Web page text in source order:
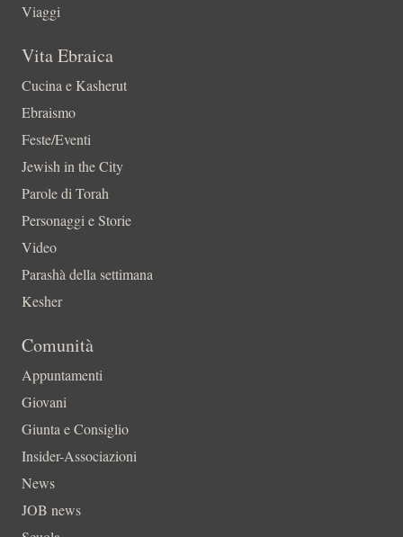
Viaggi
Vita Ebraica
Cucina e Kasherut
Ebraismo
Feste/Eventi
Jewish in the City
Parole di Torah
Personaggi e Storie
Video
Parashà della settimana
Kesher
Comunità
Appuntamenti
Giovani
Giunta e Consiglio
Insider-Associazioni
News
JOB news